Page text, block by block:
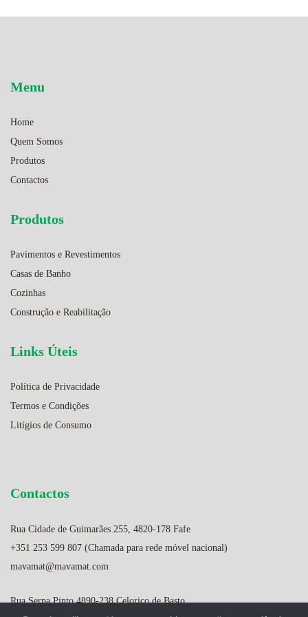
Menu
Home
Quem Somos
Produtos
Contactos
Produtos
Pavimentos e Revestimentos
Casas de Banho
Cozinhas
Construção e Reabilitação
Links Úteis
Política de Privacidade
Termos e Condições
Litígios de Consumo
Contactos
Rua Cidade de Guimarães 255, 4820-178 Fafe
+351 253 599 807 (Chamada para rede móvel nacional)
mavamat@mavamat.com
Rua Serpa Pinto 4890-238 Celorico de Basto